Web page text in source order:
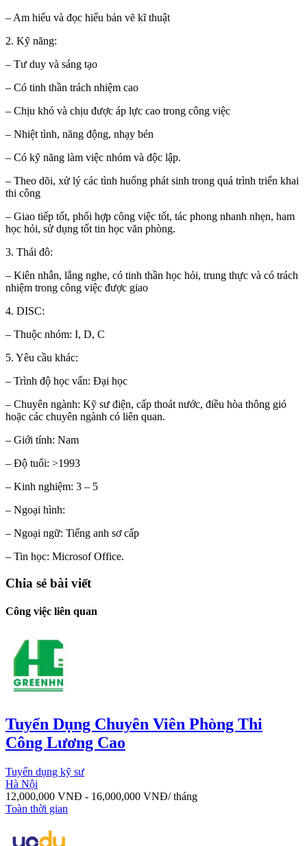
– Am hiểu và đọc hiểu bản vẽ kĩ thuật
2. Kỹ năng:
– Tư duy và sáng tạo
– Có tinh thần trách nhiệm cao
– Chịu khó và chịu được áp lực cao trong công việc
– Nhiệt tình, năng động, nhạy bén
– Có kỹ năng làm việc nhóm và độc lập.
– Theo dõi, xử lý các tình huống phát sinh trong quá trình triển khai
thi công
– Giao tiếp tốt, phối hợp công việc tốt, tác phong nhanh nhẹn, ham
học hỏi, sử dụng tốt tin học văn phòng.
3. Thái đô:
– Kiên nhẫn, lắng nghe, có tinh thần học hỏi, trung thực và có trách
nhiệm trong công việc được giao
4. DISC:
– Thuộc nhóm: I, D, C
5. Yêu cầu khác:
– Trình độ học vấn: Đại học
– Chuyên ngành: Kỹ sư điện, cấp thoát nước, điều hòa thông gió
hoặc các chuyên ngành có liên quan.
– Giới tính: Nam
– Độ tuổi: >1993
– Kinh nghiệm: 3 – 5
– Ngoại hình:
– Ngoại ngữ: Tiếng anh sơ cấp
– Tin học: Microsof Office.
Chia sẻ bài viết
Công việc liên quan
Tuyển Dụng Chuyên Viên Phòng Thi
Công Lương Cao
Tuyển dụng kỹ sư
Hà Nội
12,000,000 VNĐ - 16,000,000 VNĐ/ tháng
Toàn thời gian